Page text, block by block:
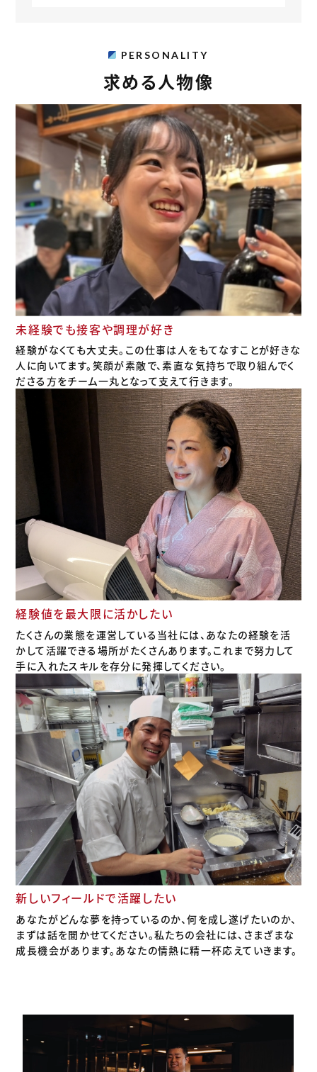
PERSONALITY
求める人物像
未経験でも接客や調理が好き
経験がなくても大丈夫。この仕事は人をもてなすことが好きな
人に向いてます。笑顔が素敵で、素直な気持ちで取り組んでく
ださる方をチーム一丸となって支えて行きます。
経験値を最大限に活かしたい
たくさんの業態を運営している当社には、あなたの経験を活
かして活躍できる場所がたくさんあります。これまで努力して
手に入れたスキルを存分に発揮してください。
新しいフィールドで活躍したい
あなたがどんな夢を持っているのか、何を成し遂げたいのか、
まずは話を聞かせてください。私たちの会社には、さまざまな
成長機会があります。あなたの情熱に精一杯応えていきます。